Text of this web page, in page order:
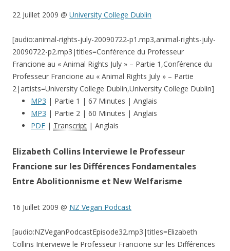
22 Juillet 2009 @ University College Dublin
[audio:animal-rights-july-20090722-p1.mp3,animal-rights-july-
20090722-p2.mp3|titles=Conférence du Professeur
Francione au « Animal Rights July » – Partie 1,Conférence du
Professeur Francione au « Animal Rights July » – Partie
2|artists=University College Dublin,University College Dublin]
MP3 | Partie 1 | 67 Minutes | Anglais
MP3 | Partie 2 | 60 Minutes | Anglais
PDF | Transcript | Anglais
Elizabeth Collins Interviewe le Professeur
Francione sur les Différences Fondamentales
Entre Abolitionnisme et New Welfarisme
16 Juillet 2009 @ NZ Vegan Podcast
[audio:NZVeganPodcastEpisode32.mp3|titles=Elizabeth
Collins Interviewe le Professeur Francione sur les Différences